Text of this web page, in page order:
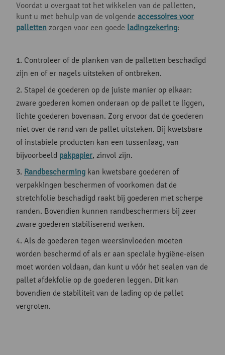
Voordat u overgaat tot het wikkelen van de palletten,
kunt u met behulp van de volgende accessoires voor
palletten zorgen voor een goede ladingzekering:
Controleer of de planken van de palletten beschadigd
zijn en of er nagels uitsteken of ontbreken.
Stapel de goederen op de juiste manier op elkaar:
zware goederen komen onderaan op de pallet te liggen,
lichte goederen bovenaan. Zorg ervoor dat de goederen
niet over de rand van de pallet uitsteken. Bij kwetsbare
of instabiele producten kan een tussenlaag, van
bijvoorbeeld pakpapier, zinvol zijn.
Randbescherming kan kwetsbare goederen of
verpakkingen beschermen of voorkomen dat de
stretchfolie beschadigd raakt bij goederen met scherpe
randen. Bovendien kunnen randbeschermers bij zeer
zware goederen stabiliserend werken.
Als de goederen tegen weersinvloeden moeten
worden beschermd of als er aan speciale hygiëne-eisen
moet worden voldaan, dan kunt u vóór het sealen van de
pallet afdekfolie op de goederen leggen. Dit kan
bovendien de stabiliteit van de lading op de pallet
vergroten.